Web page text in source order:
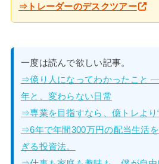
⇒トレーダーのデスクツアー
一度は読んで欲しい記事。
⇒億り人になってわかったこと
年と、変わらない日常
⇒専業を目指すなら、億トレより
⇒6年で年間300万円の配当生活
ぎる投資法。